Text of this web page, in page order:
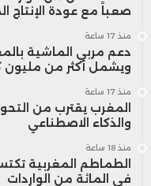
صعباً مع عودة الإنتاج
منذ 17 ساعة
ويشمل أكثر من
منذ 17 ساعة
المغرب يقترب من
والذكاء الاصطناعي
منذ 18 ساعة
في المائة من الواردات